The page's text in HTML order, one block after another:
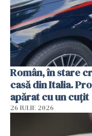
Român, în stare
casă din Italia.
apărat cu un cuțit
26 IULIE 2026